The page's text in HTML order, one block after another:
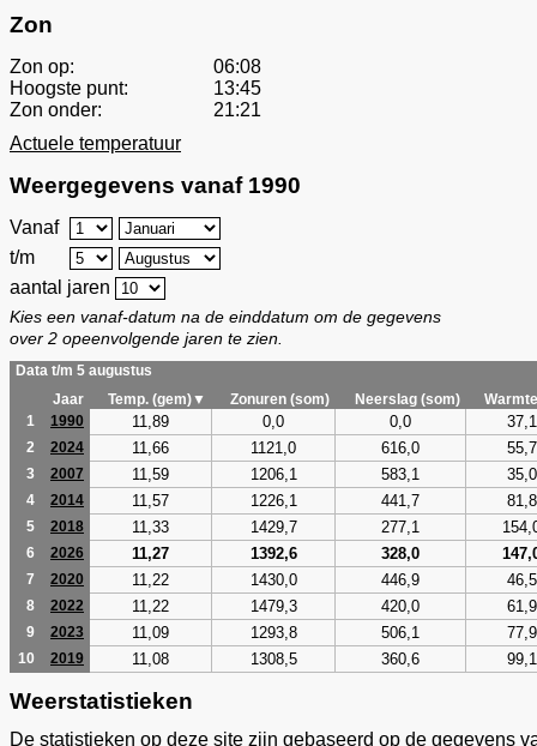
Zon
Zon op:
06:08
Hoogste punt:
13:45
Zon onder:
21:21
Actuele temperatuur
Weergegevens vanaf 1990
Vanaf
t/m
aantal jaren
Kies een vanaf-datum na de einddatum om de gegevens
over 2 opeenvolgende jaren te zien.
Data t/m 5 augustus
Jaar
Temp. (gem)▼ Zonuren (som) Neerslag (som)
1
1990 11,89 0,0 0,0 37,1
2 2024 11,66 1121,0 616,0 55,7
3 2007 11,59 1206,1 583,1 35,0
4 2014 11,57 1226,1 441,7 81,8
5 2018 11,33 1429,7 277,1
6 2026 11,27 1392,6 328,0
7 2020 11,22 1430,0 446,9 46,5
8 2022 11,22 1479,3 420,0 61,9
9 2023 11,09 1293,8 506,1 77,9
10 2019 11,08 1308,5 360,6 99,1
Weerstatistieken
De statistieken op deze site zijn gebaseerd op de gegevens